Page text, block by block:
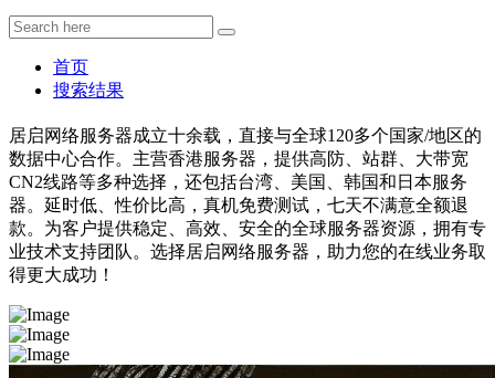
首页
搜索结果
居启网络服务器成立十余载，直接与全球120多个国家/地区的
数据中心合作。主营香港服务器，提供高防、站群、大带宽
CN2线路等多种选择，还包括台湾、美国、韩国和日本服务
器。延时低、性价比高，真机免费测试，七天不满意全额退
款。为客户提供稳定、高效、安全的全球服务器资源，拥有专
业技术支持团队。选择居启网络服务器，助力您的在线业务取
得更大成功！